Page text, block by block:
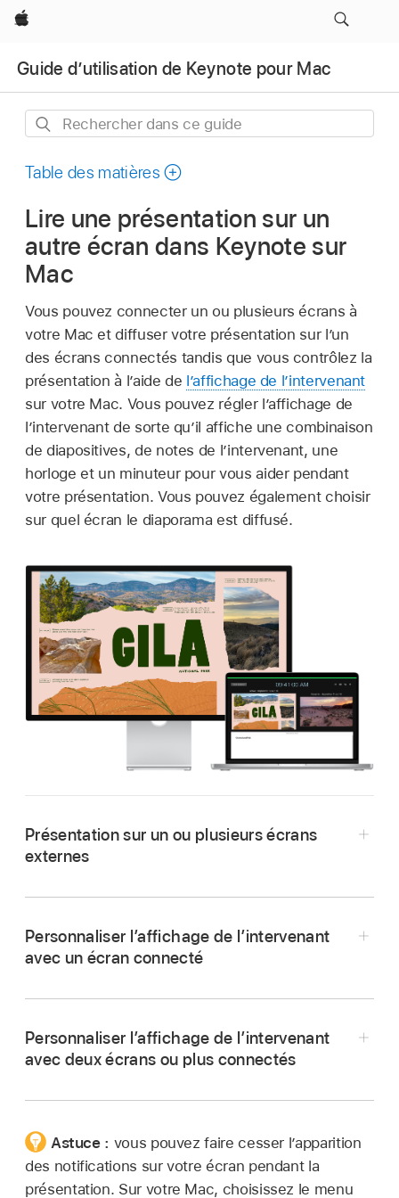
Apple
Guide d’utilisation de Keynote pour Mac
Rechercher
ce
Table des matières
Lire une présentation sur un
autre écran dans Keynote sur
Mac
Vous pouvez connecter un ou plusieurs écrans à
votre Mac et diffuser votre présentation sur l’un
des écrans connectés tandis que vous contrôlez la
présentation à l’aide de l’affichage de l’intervenant
sur votre Mac. Vous pouvez régler l’affichage de
l’intervenant de sorte qu’il affiche une combinaison
de diapositives, de notes de l’intervenant, une
horloge et un minuteur pour vous aider pendant
votre présentation. Vous pouvez également choisir
sur quel écran le diaporama est diffusé.
Présentation sur un ou plusieurs écrans
externes
votre ordinateur.
adaptateurs dont vous pouvez avoir besoin.
Pour éviter que les spectateurs voient
Choisissez le menu Pomme
Personnaliser l’affichage de l’intervenant
avec un écran connecté
Accédez à l’app Keynote
sur votre Mac.
Placez le pointeur sur l’affichage de
l’intervenant, cliquez sur
dans le coin
Personnaliser l’affichage de l’intervenant
avec deux écrans ou plus connectés
Accédez à l’app Keynote
sur votre Mac.
Astuce : vous pouvez faire cesser l’apparition
des notifications sur votre écran pendant la
présentation. Sur votre Mac, choisissez le menu